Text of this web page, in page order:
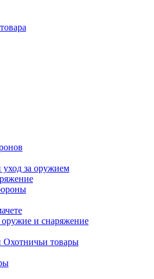
за оружием
и снаряжение
Охотничьи товары